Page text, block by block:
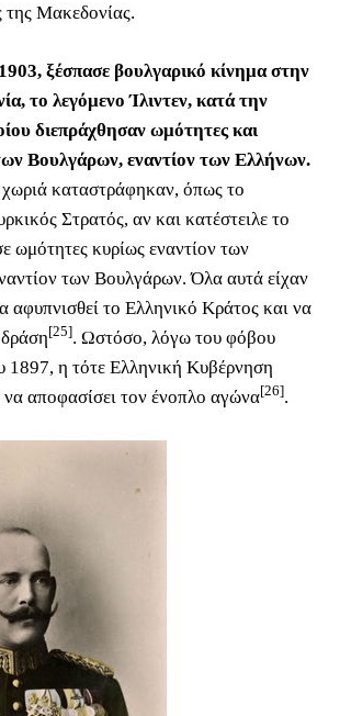
της Μακεδονίας.
ξέσπασε βουλγαρικό κίνημα στην
το λεγόμενο Ίλιντεν, κατά την
διεπράχθησαν ωμότητες και
Βουλγάρων, εναντίον των Ελλήνων.
καταστράφηκαν, όπως το
Στρατός, αν και κατέστειλε το
ωμότητες κυρίως εναντίον των
των Βουλγάρων. Όλα αυτά είχαν
αφυπνισθεί το Ελληνικό Κράτος και να
[25]. Ωστόσο, λόγω του φόβου
1897, η τότε Ελληνική Κυβέρνηση
αποφασίσει τον ένοπλο αγώνα[26].